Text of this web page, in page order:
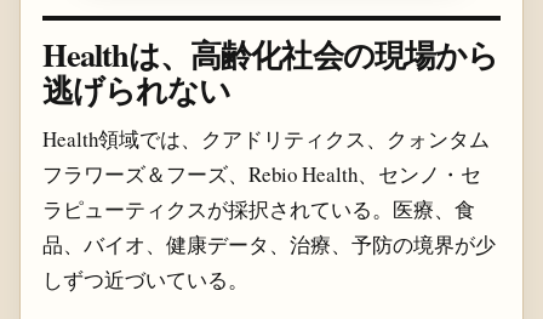
Healthは、高齢化社会の現場から
逃げられない
Health領域では、クアドリティクス、クォンタム
フラワーズ＆フーズ、Rebio Health、センノ・セ
ラピューティクスが採択されている。医療、食
品、バイオ、健康データ、治療、予防の境界が少
しずつ近づいている。